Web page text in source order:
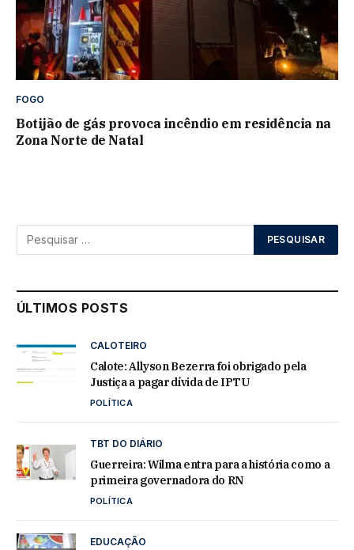
FOGO
Botijão de gás provoca incêndio em residência na
Zona Norte de Natal
ÚLTIMOS POSTS
CALOTEIRO
Calote: Allyson Bezerra foi obrigado pela
Justiça a pagar dívida de IPTU
POLÍTICA
TBT DO DIÁRIO
Guerreira: Wilma entra para a história como a
primeira governadora do RN
POLÍTICA
EDUCAÇÃO